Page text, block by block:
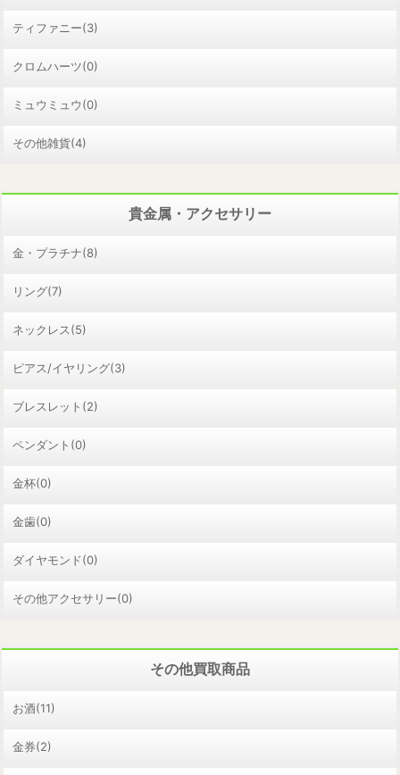
ティファニー(3)
クロムハーツ(0)
ミュウミュウ(0)
その他雑貨(4)
貴金属・アクセサリー
金・プラチナ(8)
リング(7)
ネックレス(5)
ピアス/イヤリング(3)
ブレスレット(2)
ペンダント(0)
金杯(0)
金歯(0)
ダイヤモンド(0)
その他アクセサリー(0)
その他買取商品
お酒(11)
金券(2)